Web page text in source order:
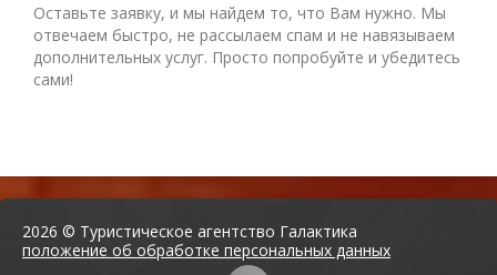
Оставьте заявку, и мы найдем то, что Вам нужно. Мы
отвечаем быстро, не рассылаем спам и не навязываем
дополнительных услуг. Просто попробуйте и убедитесь
сами!
2026 © Туристическое агентство Галактика
положение об обработке персональных данных